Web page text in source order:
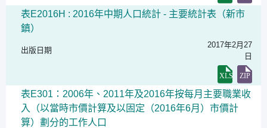
表E2016H : 2016年中期人口統計 - 主要統計表（新市
鎮）
出版日期
2017年2月27
日
表E301：2006年、2011年及2016年按每月主要職業收
入（以當時市價計算及以固定（2016年6月）市價計
算）劃分的工作人口